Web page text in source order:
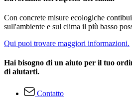
Con concrete misure ecologiche
sull'ambiente e sul clima il più basso
Qui puoi trovare maggiori informazioni.
Hai bisogno di un aiuto per il tuo
di aiutarti.
Contatto